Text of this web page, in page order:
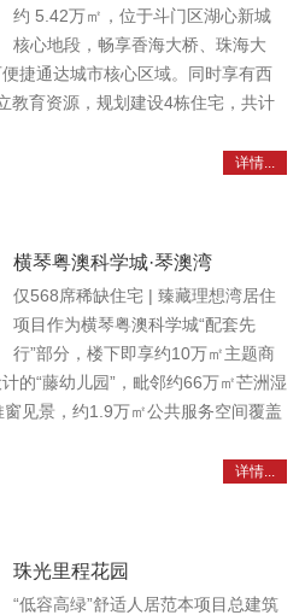
约 5.42万㎡，位于斗门区湖心新城
核心地段，畅享香海大桥、珠海大
捷通达城市核心区域。同时享有西
教育资源，规划建设4栋住宅，共计
详情...
横琴粤澳科学城·琴澳湾
仅568席稀缺住宅 | 臻藏理想湾居住
项目作为横琴粤澳科学城“配套先
行”部分，楼下即享约10万㎡主题商
的“藤幼儿园”，毗邻约66万㎡芒洲湿
见景，约1.9万㎡公共服务空间覆盖
详情...
珠光里程花园
“低容高绿”舒适人居范本项目总建筑